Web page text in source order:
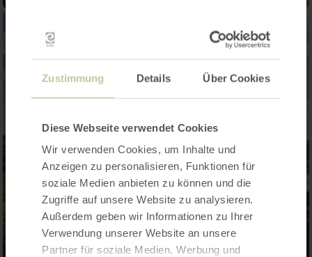
Zustimmung Details Über Cookies
Diese Webseite verwendet Cookies
Wir verwenden Cookies, um Inhalte und
Anzeigen zu personalisieren, Funktionen für
soziale Medien anbieten zu können und die
Zugriffe auf unsere Website zu analysieren.
Außerdem geben wir Informationen zu Ihrer
Verwendung unserer Website an unsere
Partner für soziale Medien, Werbung und